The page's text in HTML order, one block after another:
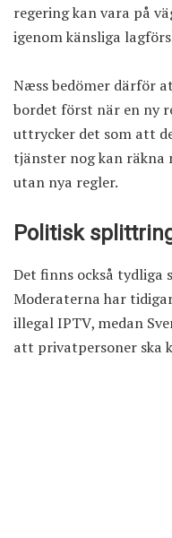
regering kan vara på
igenom känsliga
Næss bedömer därför
bordet först när en ny
uttrycker det som att
tjänster nog kan
utan nya regler.
Politisk
Det finns också
Moderaterna har
illegal IPTV, medan
att privatpersoner ska